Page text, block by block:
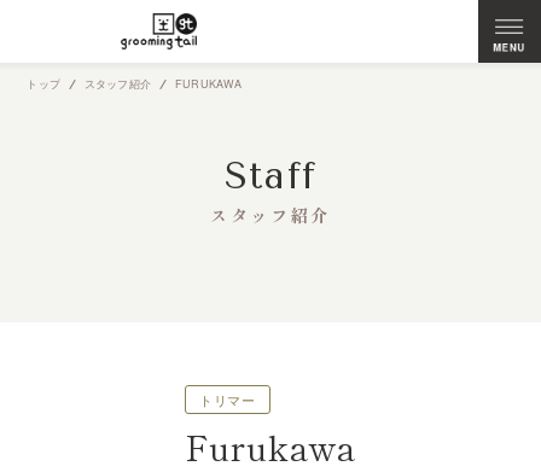
トップ スタッフ紹介 FURUKAWA
Staff
スタッフ紹介
トリマー
Furukawa